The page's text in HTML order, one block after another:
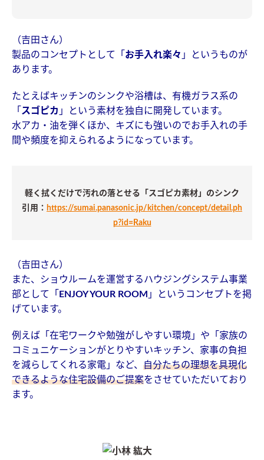
（吉田さん）
製品のコンセプトとして「 お手入れ楽々 」というものが
あります。
たとえばキッチンのシンクや浴槽は、有機ガラス系の
「 スゴピカ 」という素材を独自に開発しています。
水アカ・油を弾くほか、キズにも強いのでお手入れの手
間や頻度を抑えられるようになっています。
軽く拭くだけで汚れの落とせる「スゴピカ素材」のシンク
引用： https://sumai.panasonic.jp/kitchen/concept/detail.ph
p?id=Raku
（吉田さん）
また、ショウルームを運営するハウジングシステム事業
部として「 ENJOY YOUR ROOM 」というコンセプトを掲
げています。
例えば「在宅ワークや勉強がしやすい環境」や「家族の
コミュニケーションがとりやすいキッチン、家事の負担
を減らしてくれる家電」など、 自分たちの理想を具現化
できるような住宅設備のご提案をさせていただいており
ます。